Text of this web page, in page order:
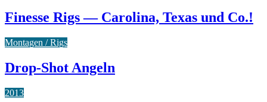
Finesse Rigs — Carolina, Texas und Co.!
Montagen / Rigs
Drop-Shot Angeln
2013